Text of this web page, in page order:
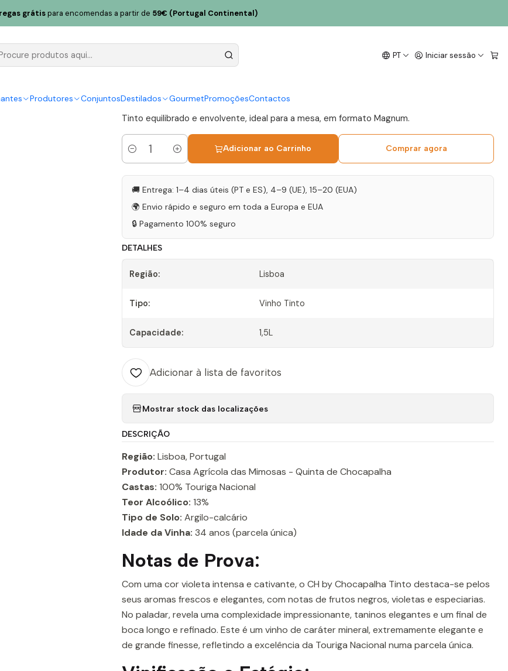
PT Iniciar sessão
Produtores ConjuntosDestilados GourmetPromoçõesContactos
grátispara encomendas a partir de 59€ (Portugal Continental)
Tinto Magnum 2016 Lisboa Tinto 1,5L
CH by Chocapalha Tinto Magnum
|
Tinto equilibrado e envolvente, ideal para a mesa, em formato Magnum.
Quantidade
Adicionar ao Carrinho Comprar agora
🚚 Entrega: 1–4 dias úteis (PT e ES), 4–9 (UE), 15–20 (EUA)
🌍 Envio rápido e seguro em toda a Europa e EUA
🔒 Pagamento 100% seguro
DETALHES
Região: Lisboa
Tipo: Vinho Tinto
Capacidade: 1,5L
Adicionar à lista de favoritos
Mostrar stock das localizações
DESCRIÇÃO
Região: Lisboa, Portugal
Produtor: Casa Agrícola das Mimosas - Quinta de Chocapalha
Castas: 100% Touriga Nacional
Teor Alcoólico: 13%
Tipo de Solo: Argilo-calcário
Idade da Vinha: 34 anos (parcela única)
Notas de Prova:
Com uma cor violeta intensa e cativante, o CH by Chocapalha Tinto destaca-se pelos
seus aromas frescos e elegantes, com notas de frutos negros, violetas e especiarias.
No paladar, revela uma complexidade impressionante, taninos elegantes e um final de
boca longo e refinado. Este é um vinho de caráter mineral, extremamente elegante e
de grande finesse, refletindo a excelência da Touriga Nacional numa parcela única.